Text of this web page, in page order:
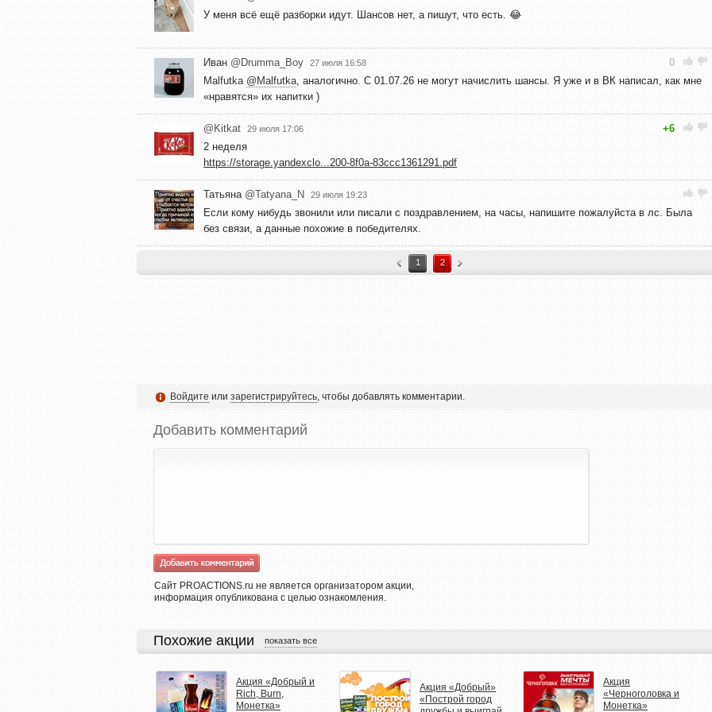
У меня всё ещё разборки идут. Шансов нет, а пишут, что есть. 😂
Иван @Drumma_Boy 27 июля 16:58
0
Malfutka @Malfutka, аналогично. С 01.07.26 не могут начислить шансы. Я уже и в ВК написал, как мне
«нравятся» их напитки )
@Kitkat 29 июля 17:06
+6
2 неделя
https://storage.yandexclo...200-8f0a-83ccc1361291.pdf
Татьяна @Tatyana_N 29 июля 19:23
Если кому нибудь звонили или писали с поздравлением, на часы, напишите пожалуйста в лс. Была
без связи, а данные похожие в победителях.
1 2
Войдите или зарегистрируйтесь, чтобы добавлять комментарии.
Добавить комментарий
Сайт PROACTIONS.ru не является организатором акции,
информация опубликована с целью ознакомления.
Похожие акции показать все
Акция «Добрый и
Rich, Burn,
Монетка»
Акция «Добрый»
«Построй город
Акция
«Черноголовка и
Монетка»